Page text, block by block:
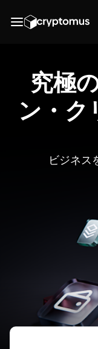
究極
ン・ク
ビジネス